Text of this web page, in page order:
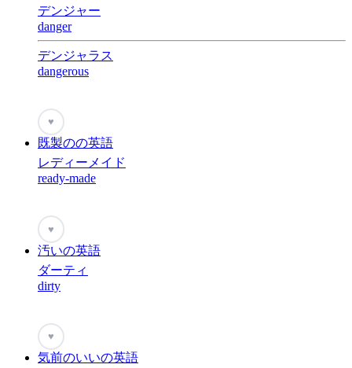
デンジャー
danger
デンジャラス
dangerous
♥
既製のの英語
レディーメイド
ready-made
♥
汚いの英語
ダーティ
dirty
♥
気前のいいの英語